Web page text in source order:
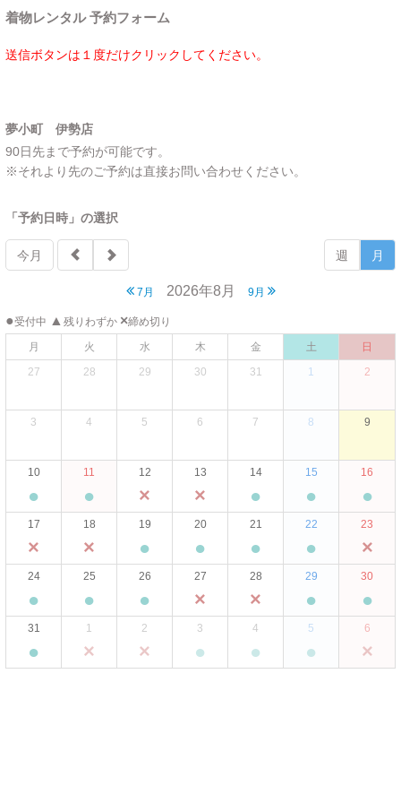
着物レンタル 予約フォーム
送信ボタンは１度だけクリックしてください。
夢小町 伊勢店
90日先まで予約が可能です。
※それより先のご予約は直接お問い合わせください。
「予約日時」の選択
今月
7月 2026年8月 9月
週 月
●受付中 ▲ 残りわずか ×締め切り
月
火 水 木 金 土
日
27
28 29 30 31 1 2
3 4 5 6 7 8 9
10
●
11
●
12
×
13
×
14
●
15
●
16
●
17
×
18
×
19
●
20
●
21
●
22
●
23
×
24
●
25
●
26
●
27
×
28
×
29
●
30
●
31
●
1
×
2
×
3
●
4
●
5
●
6
×